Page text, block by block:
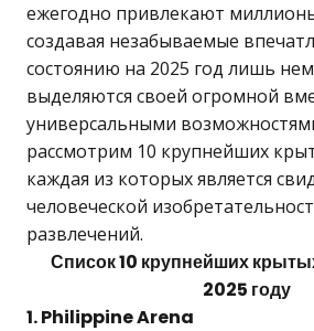
ежегодно привлекают
создавая незабываемые
состоянию на 2025 год лишь
выделяются своей огромной
универсальными
рассмотрим 10 крупнейших
каждая из которых является
человеческой
развлечений.
Список 10 крупнейших
2025 году
1. Philippine Arena